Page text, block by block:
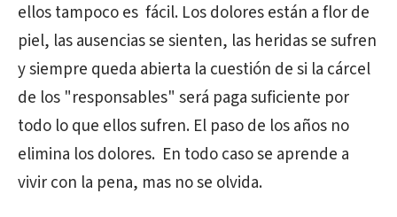
ellos tampoco es fácil. Los dolores están a flor de
piel, las ausencias se sienten, las heridas se sufren
y siempre queda abierta la cuestión de si la cárcel
de los "responsables" será paga suficiente por
todo lo que ellos sufren. El paso de los años no
elimina los dolores. En todo caso se aprende a
vivir con la pena, mas no se olvida.